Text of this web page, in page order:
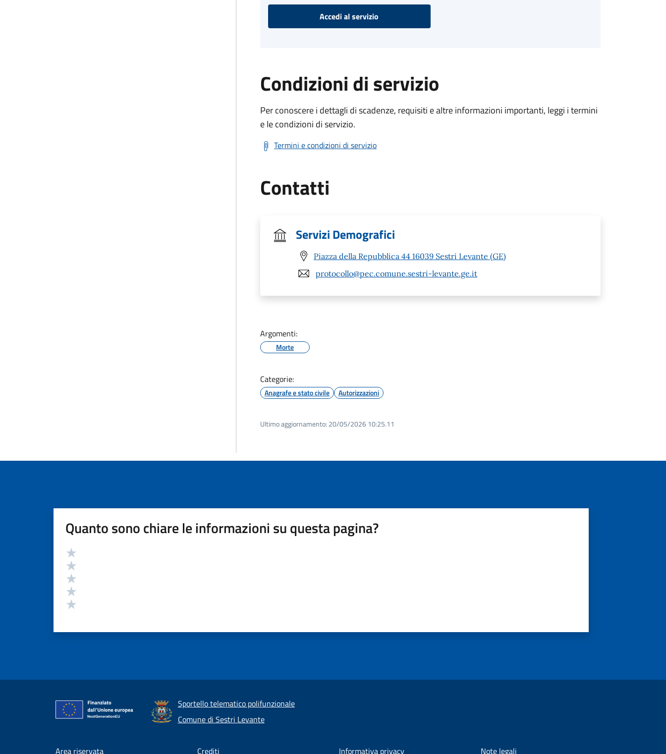
Accedi al servizio
Condizioni di servizio
Per conoscere i dettagli di scadenze, requisiti e altre informazioni importanti, leggi i termini
e le condizioni di servizio.
Termini e condizioni di servizio
Contatti
Servizi Demografici
Piazza della Repubblica 44 16039 Sestri Levante (GE)
protocollo@pec.comune.sestri-levante.ge.it
Argomenti:
Morte
Categorie:
Anagrafe e stato civile Autorizzazioni
Ultimo aggiornamento: 20/05/2026 10:25.11
Quanto sono chiare le informazioni su questa pagina?
Valutazione
Sportello telematico polifunzionale
Comune di Sestri Levante
Area riservata Crediti Informativa privacy Note legali